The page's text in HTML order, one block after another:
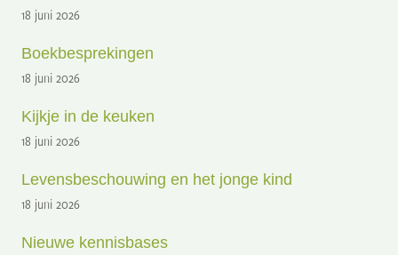
18 juni 2026
Boekbesprekingen
18 juni 2026
Kijkje in de keuken
18 juni 2026
Levensbeschouwing en het jonge kind
18 juni 2026
Nieuwe kennisbases